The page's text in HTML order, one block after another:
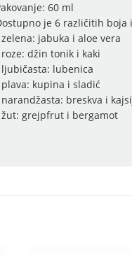
60 ml
je 6 različitih boja
jabuka i aloe vera
džin tonik i kaki
lubenica
kupina i sladić
breskva i
grejpfrut i bergamot